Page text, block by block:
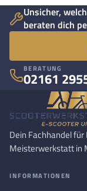
Unsicher,
beraten dich
BERATUNG
02161
Dein Fachhandel
Meisterwerkstatt in
INFORMATIONEN